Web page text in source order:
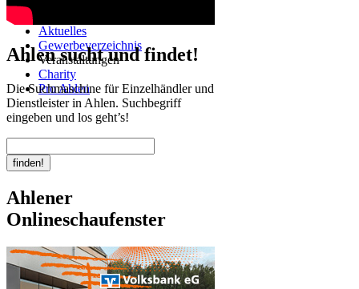
Aktuelles
Gewerbeverzeichnis
Veranstaltungen
Charity
Pro Ahlen
Ahlen sucht und findet!
Die Suchmaschine für Einzelhändler und
Dienstleister in Ahlen. Suchbegriff
eingeben und los geht’s!
Ahlener
Onlineschaufenster